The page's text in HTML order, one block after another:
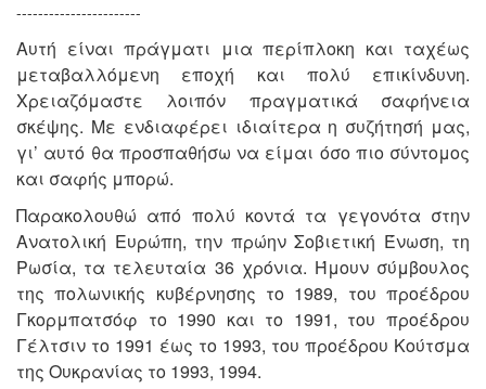
-----------------------
Αυτή είναι πράγματι μια περίπλοκη και ταχέως
μεταβαλλόμενη εποχή και πολύ επικίνδυνη.
Χρειαζόμαστε λοιπόν πραγματικά σαφήνεια
σκέψης. Με ενδιαφέρει ιδιαίτερα η συζήτησή μας,
γι’ αυτό θα προσπαθήσω να είμαι όσο πιο σύντομος
και σαφής μπορώ.
Παρακολουθώ από πολύ κοντά τα γεγονότα στην
Ανατολική Ευρώπη, την πρώην Σοβιετική Ένωση, τη
Ρωσία, τα τελευταία 36 χρόνια. Ήμουν σύμβουλος
της πολωνικής κυβέρνησης το 1989, του προέδρου
Γκορμπατσόφ το 1990 και το 1991, του προέδρου
Γέλτσιν το 1991 έως το 1993, του προέδρου Κούτσμα
της Ουκρανίας το 1993, 1994.